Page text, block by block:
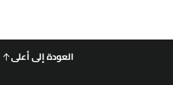
العودة إلى أعلى